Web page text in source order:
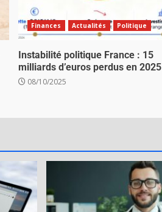
Finances Actualités Politique
Instabilité politique France : 15
milliards d’euros perdus en 2025
08/10/2025